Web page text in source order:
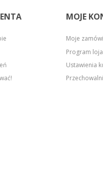
MOJE
Moje
Program
Ustawienia